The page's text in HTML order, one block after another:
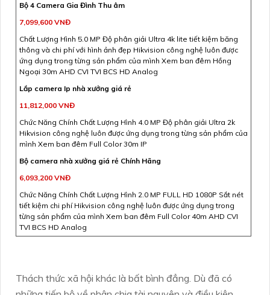
Bộ 4 Camera Gia Đình Thu âm
7,099,600 VNĐ
Chất Lượng Hình 5.0 MP Độ phân giải Ultra 4k lite tiết kiệm băng
thông và chi phí với hình ảnh đẹp Hikvision công nghệ luôn được
ứng dụng trong từng sản phẩm của mình Xem ban đêm Hồng
Ngoại 30m AHD CVI TVI BCS HD Analog
Lắp camera Ip nhà xưởng giá rẻ
11,812,000 VNĐ
Chức Năng Chính Chất Lượng Hình 4.0 MP Độ phân giải Ultra 2k
Hikvision công nghệ luôn được ứng dụng trong từng sản phẩm của
mình Xem ban đêm Full Color 30m IP
Bộ camera nhà xưởng giá rẻ Chính Hãng
6,093,200 VNĐ
Chức Năng Chính Chất Lượng Hình 2.0 MP FULL HD 1080P Sắt nét
tiết kiệm chi phí Hikvision công nghệ luôn được ứng dụng trong
từng sản phẩm của mình Xem ban đêm Full Color 40m AHD CVI
TVI BCS HD Analog
Thách thức xã hội khác là bất bình đẳng. Dù đã có